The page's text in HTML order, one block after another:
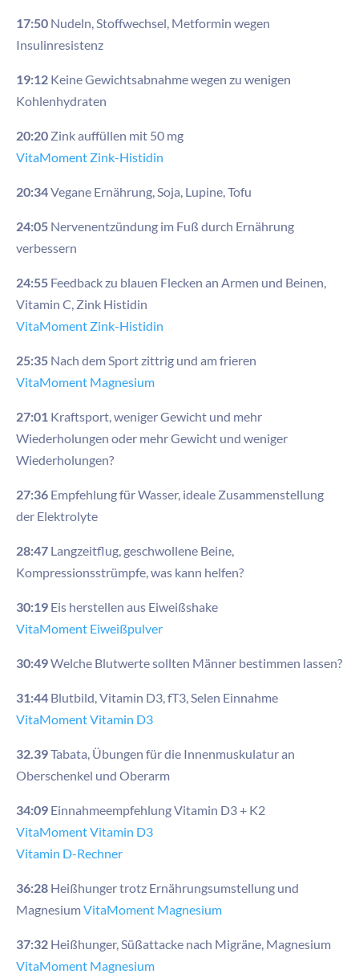
17:50 Nudeln, Stoffwechsel, Metformin wegen
Insulinresistenz
19:12 Keine Gewichtsabnahme wegen zu wenigen
Kohlenhydraten
20:20 Zink auffüllen mit 50 mg
VitaMoment Zink-Histidin
20:34Vegane Ernährung, Soja, Lupine, Tofu
24:05 Nervenentzündung im Fuß durch Ernährung
verbessern
24:55 Feedback zu blauen Flecken an Armen und Beinen,
Vitamin C, Zink Histidin
VitaMoment Zink-Histidin
25:35 Nach dem Sport zittrig und am frieren
VitaMoment Magnesium
27:01 Kraftsport, weniger Gewicht und mehr
Wiederholungen oder mehr Gewicht und weniger
Wiederholungen?
27:36 Empfehlung für Wasser, ideale Zusammenstellung
der Elektrolyte
28:47 Langzeitflug, geschwollene Beine,
Kompressionsstrümpfe, was kann helfen?
30:19 Eis herstellen aus Eiweißshake
VitaMoment Eiweißpulver
30:49Welche Blutwerte sollten Männer bestimmen lassen?
31:44 Blutbild, Vitamin D3, fT3, Selen Einnahme
VitaMoment Vitamin D3
32.39Tabata, Übungen für die Innenmuskulatur an
Oberschenkel und Oberarm
34:09 Einnahmeempfehlung Vitamin D3 + K2
VitaMoment Vitamin D3
Vitamin D-Rechner
36:28 Heißhunger trotz Ernährungsumstellung und
MagnesiumVitaMoment Magnesium
37:32 Heißhunger, Süßattacke nach Migräne, Magnesium
VitaMoment Magnesium